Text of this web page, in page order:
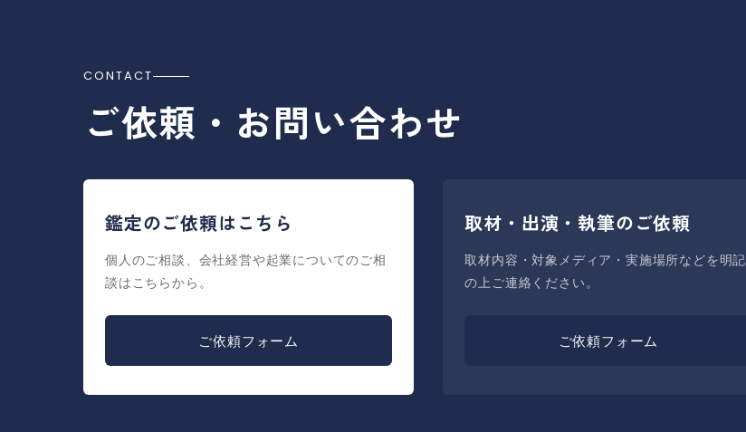
CONTACT
ご依頼・お問い合わせ
鑑定のご依頼はこちら
個人のご相談、会社経営や起業についてのご相
談はこちらから。
ご依頼フォーム
取材・出演・執筆のご依頼
取材内容・対象メディア・実施場所などを明記
の上ご連絡ください。
ご依頼フォーム